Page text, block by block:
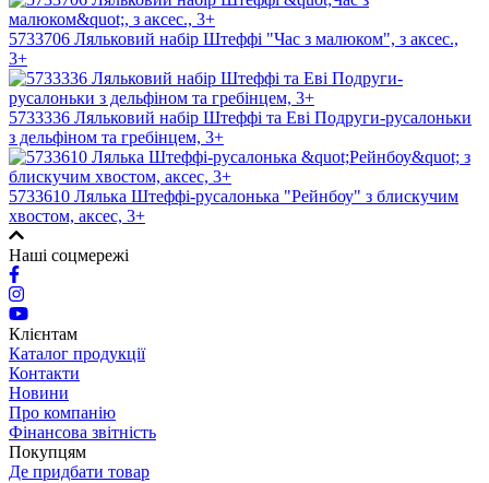
5733706 Ляльковий набір Штеффі "Час з малюком", з аксес.,
3+
5733336 Ляльковий набір Штеффі та Еві Подруги-русалоньки
з дельфіном та гребінцем, 3+
5733610 Лялька Штеффі-русалонька "Рейнбоу" з блискучим
хвостом, аксес, 3+
Наші соцмережі
Клієнтам
Каталог продукції
Контакти
Новини
Про компанію
Фінансова звітність
Покупцям
Де придбати товар